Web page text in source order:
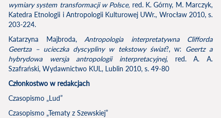
wymiary system transformacji w Polsce, red. K. Górny, M. Marczyk,
Katedra Etnologii i Antropologii Kulturowej UWr., Wrocław 2010, s.
203-224.
Katarzyna Majbroda, Antropologia interpretatywna Clifforda
Geertza – ucieczka dyscypliny w tekstowy świat?, w: Geertz a
hybrydowa wersja antropologii interpretacyjnej, red. A. A.
Szafrański, Wydawnictwo KUL, Lublin 2010, s. 49-80
Członkostwo w redakcjach
Czasopismo „Lud”
Czasopismo „Tematy z Szewskiej”